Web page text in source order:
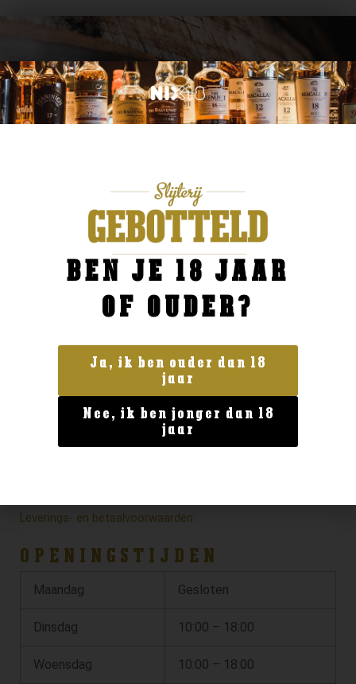
ADVIES NODIG? IK HELP U GRAAG.
OF KOM PROEVEN IN ONZE SLIJTERIJ!
Ben je op zoek naar een specifiek merk van bijvoorbeeld bier,
selectie om te proeven.
Leverings- en betaalvoorwaarden
OPENINGSTIJDEN
Maandag Gesloten
Dinsdag 10:00 – 18:00
Woensdag 10:00 – 18:00
BEN JE 18 JAAR
OF OUDER?
Ja, ik ben ouder dan 18
jaar
Nee, ik ben jonger dan 18
jaar